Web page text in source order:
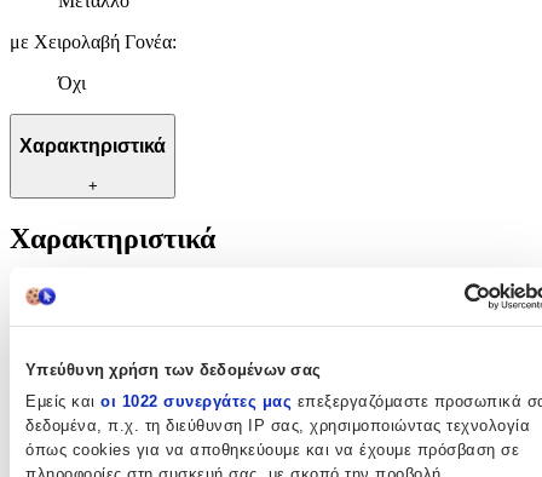
Υπεύθυνη χρήση των δεδομένων σας
Εμείς και οι 1022 συνεργάτες μας επεξεργαζόμαστε προσωπικά
δεδομένα, π.χ. τη διεύθυνση IP σας, χρησιμοποιώντας τεχνολογία
όπως cookies για να αποθηκεύουμε και να έχουμε πρόσβαση σε
με Χειρολαβή Γονέα:
Όχι
Χαρακτηριστικά
+
Χαρακτηριστικά
Ηλικία
12+ Μηνών
Είδος:
Ride On
Υλικό: